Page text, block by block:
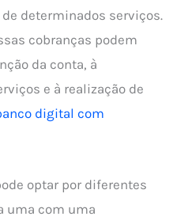
determinados serviços.
cobranças podem
da conta, à
e à realização de
digital com
optar por diferentes
uma com uma